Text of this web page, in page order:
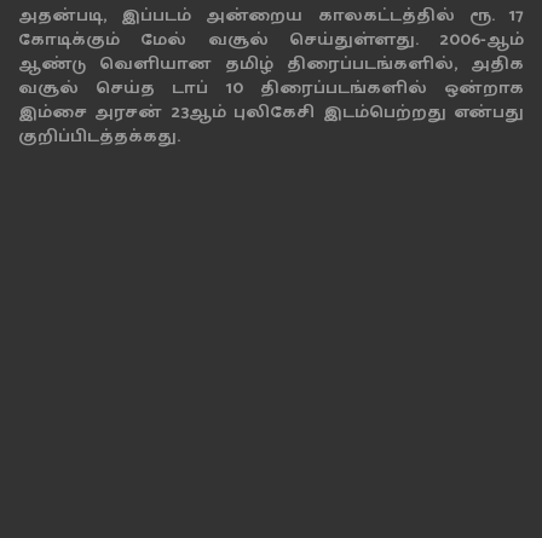
அதன்படி, இப்படம் அன்றைய காலகட்டத்தில் ரூ. 17
கோடிக்கும் மேல் வசூல் செய்துள்ளது. 2006-ஆம்
ஆண்டு வெளியான தமிழ் திரைப்படங்களில், அதிக
வசூல் செய்த டாப் 10 திரைப்படங்களில் ஒன்றாக
இம்சை அரசன் 23ஆம் புலிகேசி இடம்பெற்றது என்பது
குறிப்பிடத்தக்கது.